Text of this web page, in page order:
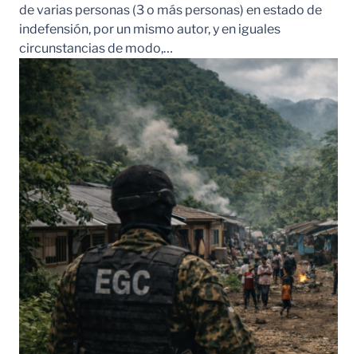
de varias personas (3 o más personas) en estado de
indefensión, por un mismo autor, y en iguales
circunstancias de modo,…